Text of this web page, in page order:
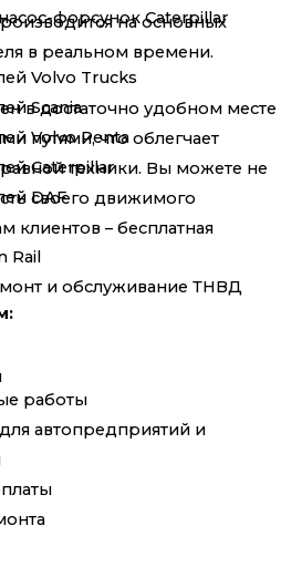
форсунок Caterpillar
Volvo Trucks
Scania
Volvo Penta
Caterpillar
DAF
Rail
и обслуживание ТНВД
на основных
в реальном времени.
в достаточно удобном месте
путями, что облегчает
техники. Вы можете не
своего движимого
клиентов – бесплатная
работы
автопредприятий и